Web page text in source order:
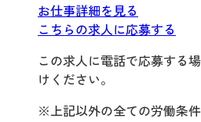
お仕事詳細を見る
こちらの求人に応募する
この求人に電話で応募する
けください。
※上記以外の全ての労働条